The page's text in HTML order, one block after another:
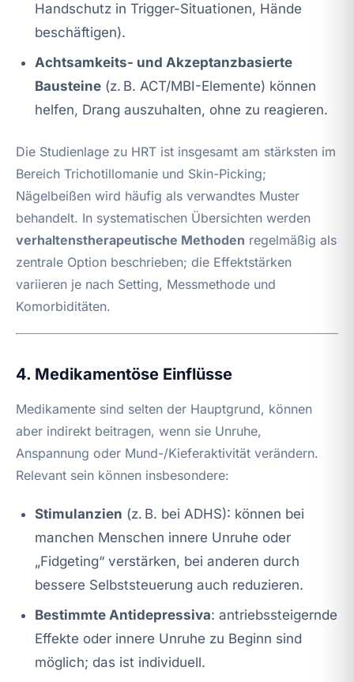
Handschutz in Trigger-Situationen, Hände
beschäftigen).
Achtsamkeits- und Akzeptanzbasierte
Bausteine (z. B. ACT/MBI-Elemente) können
helfen, Drang auszuhalten, ohne zu reagieren.
Die Studienlage zu HRT ist insgesamt am stärksten im
Bereich Trichotillomanie und Skin-Picking;
Nägelbeißen wird häufig als verwandtes Muster
behandelt. In systematischen Übersichten werden
verhaltenstherapeutische Methoden regelmäßig als
zentrale Option beschrieben; die Effektstärken
variieren je nach Setting, Messmethode und
Komorbiditäten.
4. Medikamentöse Einflüsse
Medikamente sind selten der Hauptgrund, können
aber indirekt beitragen, wenn sie Unruhe,
Anspannung oder Mund-/Kieferaktivität verändern.
Relevant sein können insbesondere:
Stimulanzien (z. B. bei ADHS): können bei
manchen Menschen innere Unruhe oder
„Fidgeting“ verstärken, bei anderen durch
bessere Selbststeuerung auch reduzieren.
Bestimmte Antidepressiva: antriebssteigernde
Effekte oder innere Unruhe zu Beginn sind
möglich; das ist individuell.